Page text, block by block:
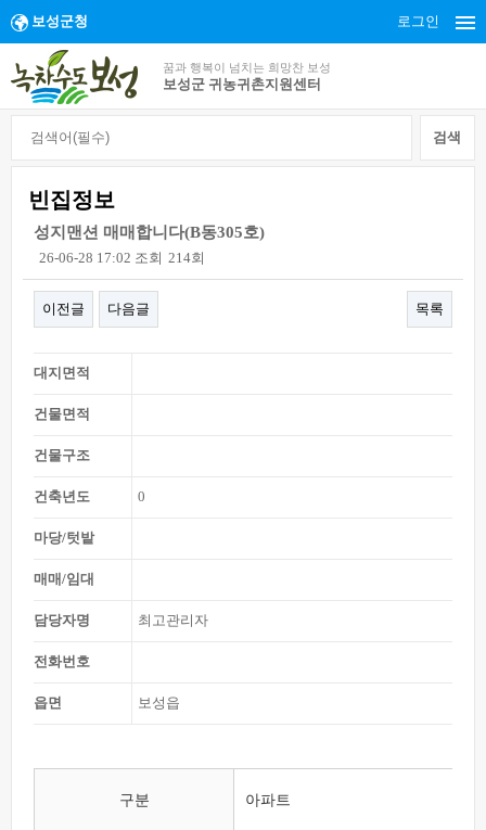
보성군청 로그인
꿈과 행복이 넘치는 희망찬 보성
보성군 귀농귀촌지원센터
빈집정보
성지맨션 매매합니다(B동305호)
26-06-28 17:02 조회 214회
이전글 다음글 목록
대지면적
건물면적
건물구조
건축년도 0
마당/텃밭
매매/임대
담당자명 최고관리자
전화번호
읍면 보성읍
구분 아파트